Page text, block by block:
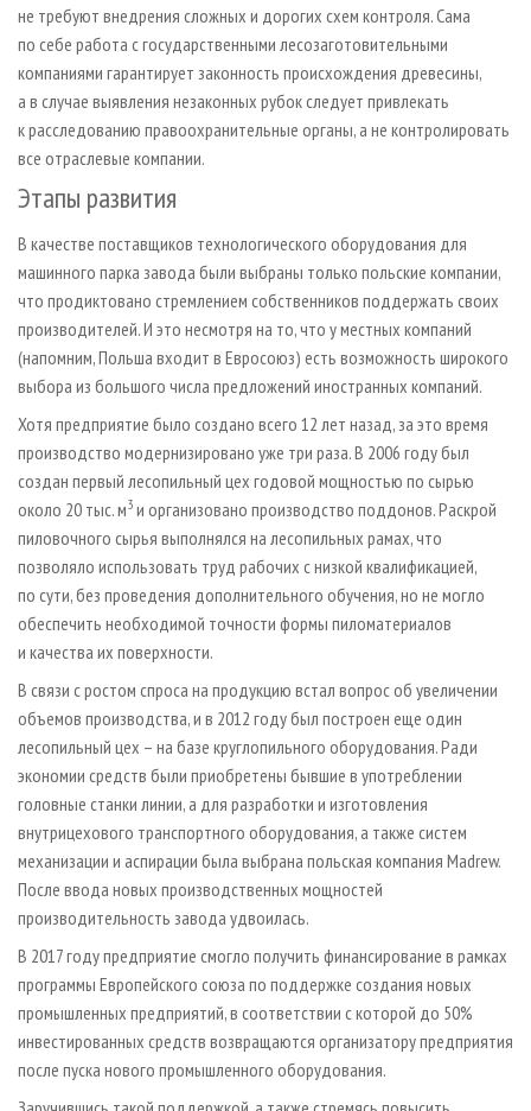
не требуют внедрения сложных и дорогих схем контроля. Сама
по себе работа с государственными лесозаготовительными
компаниями гарантирует законность происхождения древесины,
а в случае выявления незаконных рубок следует привлекать
к расследованию правоохранительные органы, а не контролировать
все отраслевые компании.
Этапы развития
В качестве поставщиков технологического оборудования для
машинного парка завода были выбраны только польские компании,
что продиктовано стремлением собственников поддержать своих
производителей. И это несмотря на то, что у местных компаний
(напомним, Польша входит в Евросоюз) есть возможность широкого
выбора из большого числа предложений иностранных компаний.
Хотя предприятие было создано всего 12 лет назад, за это время
производство модернизировано уже три раза. В 2006 году был
создан первый лесопильный цех годовой мощностью по сырью
около 20 тыс. м3 и организовано производство поддонов. Раскрой
пиловочного сырья выполнялся на лесопильных рамах, что
позволяло использовать труд рабочих с низкой квалификацией,
по сути, без проведения дополнительного обучения, но не могло
обеспечить необходимой точности формы пиломатериалов
и качества их поверхности.
В связи с ростом спроса на продукцию встал вопрос об увеличении
объемов производства, и в 2012 году был построен еще один
лесопильный цех – на базе круглопильного оборудования. Ради
экономии средств были приобретены бывшие в употреблении
головные станки линии, а для разработки и изготовления
внутрицехового транспортного оборудования, а также систем
механизации и аспирации была выбрана польская компания Madrew.
После ввода новых производственных мощностей
производительность завода удвоилась.
В 2017 году предприятие смогло получить финансирование в рамках
программы Европейского союза по поддержке создания новых
промышленных предприятий, в соответствии с которой до 50%
инвестированных средств возвращаются организатору предприятия
после пуска нового промышленного оборудования.